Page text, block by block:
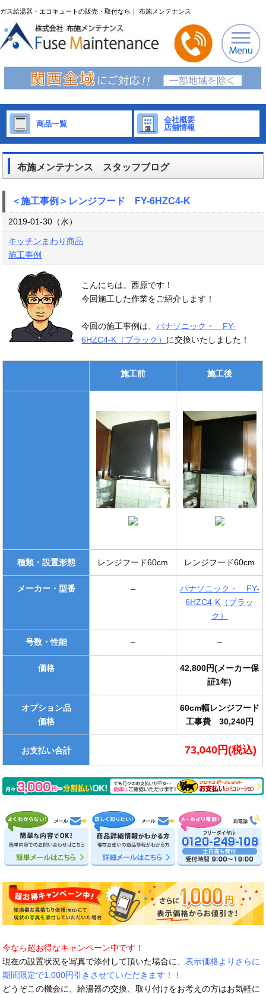
ガス給湯器・エコキュートの販売・取付なら｜ 布施メンテナンス
商品一覧
会社概要
店舗情報
布施メンテナンス スタッフブログ
＜施工事例＞レンジフード FY-6HZC4-K
2019-01-30（水）
キッチンまわり商品
施工事例
こんにちは。西原です！
今回施工した作業をご紹介します！
今回の施工事例は、パナソニック・ FY-
6HZC4-K（ブラック） に交換いたしました！
施工前 施工後
種類・設置形態 レンジフード60cm レンジフード60cm
メーカー・型番 –
パナソニック・ FY-
6HZC4-K（ブラッ
ク）
号数・性能 – –
価格
42,800円(メーカー保
証1年)
オプション品
価格
60cm幅レンジフード
工事費 30,240円
お支払い合計 73,040円(税込)
今なら超お得なキャンペーン中です！
現在の設置状況を写真で添付して頂いた場合に、表示価格よりさらに
期間限定で1,000円引きさせていただきます！！
どうぞこの機会に、給湯器の交換、取り付けをお考えの方はお気軽に